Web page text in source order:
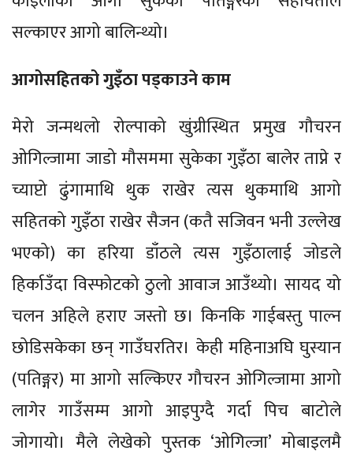
सल्काएर आगो बालिन्थ्यो।
आगोसहितको गुइँठा पड्काउने काम
मेरो जन्मथलो रोल्पाको खुंग्रीस्थित प्रमुख गौचरन
ओगिल्जामा जाडो मौसममा सुकेका गुइँठा बालेर ताप्ने र
च्याप्टो ढुंगामाथि थुक राखेर त्यस थुकमाथि आगो
सहितको गुइँठा राखेर सैजन (कतै सजिवन भनी उल्लेख
भएको) का हरिया डाँठले त्यस गुइँठालाई जोडले
हिर्काउँदा विस्फोटको ठुलो आवाज आउँथ्यो। सायद यो
चलन अहिले हराए जस्तो छ। किनकि गाईबस्तु पाल्न
छोडिसकेका छन् गाउँघरतिर। केही महिनाअघि घुस्यान
(पतिङ्गर) मा आगो सल्किएर गौचरन ओगिल्जामा आगो
लागेर गाउँसम्म आगो आइपुग्दै गर्दा पिच बाटोले
जोगायो। मैले लेखेको पुस्तक ‘ओगिल्जा’ मोबाइलमै